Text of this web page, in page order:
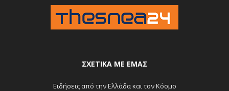
ΣΧΕΤΙΚΆ ΜΕ ΕΜΆΣ
Ειδήσεις από την Ελλάδα και τον Κόσμο